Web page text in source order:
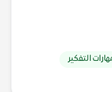
التفكير